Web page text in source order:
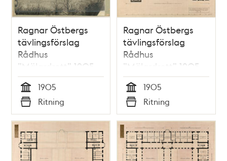
Ragnar Östbergs
tävlingsförslag
Rådhus
”Mälardrott” 1905,
perspektiv från
söder
Tid
1905
Typ
Ritning
Ragnar Östbergs
tävlingsförslag
Rådhus
”Mälardrott” 1905,
planritning 1 tr.
Tid
1905
Typ
Ritning